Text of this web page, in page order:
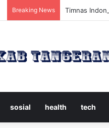
Breaking News Timnas
sosial health tech